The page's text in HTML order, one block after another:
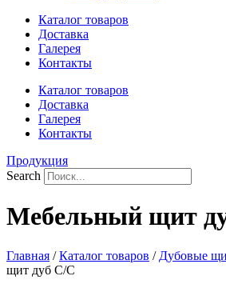
Каталог товаров
Доставка
Галерея
Контакты
Каталог товаров
Доставка
Галерея
Контакты
Продукция
Search
Мебельный щит
Главная /Каталог товаров / Дубовые
щит дуб С/С